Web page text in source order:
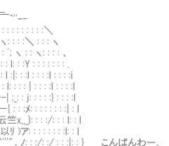
-
: : : :＼
:＼ : : : ヽ
: : ヽ: : : : 、
:Y : : : : : : : .
: :l : : : :l : : : :i
: : | : : : :l : : : :l
: j: : : : :} : : : :l
: :ﾒ: : : : : : : :| : l
x,,_}: : : :/: : : l: : l
: : : : : : : :l: : l
:/: :/ : : :|: : } こんぱんわー。